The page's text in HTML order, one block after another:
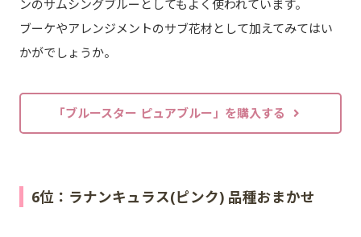
ンのサムシングブルーとしてもよく使われています。
ブーケやアレンジメントのサブ花材として加えてみてはい
かがでしょうか。
「ブルースター ピュアブルー」を購入する
6位：ラナンキュラス(ピンク) 品種おまかせ